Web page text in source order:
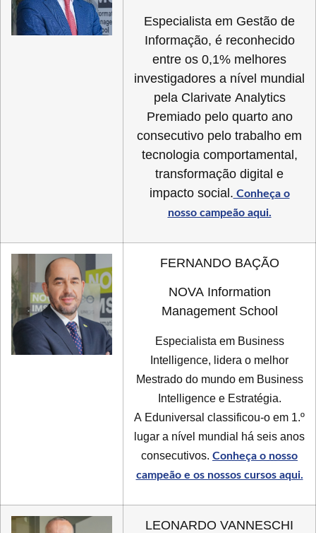
Especialista em Gestão de
Informação, é reconhecido
entre os 0,1% melhores
investigadores a nível mundial
pela Clarivate Analytics
Premiado pelo quarto ano
consecutivo pelo trabalho em
tecnologia comportamental,
transformação digital e
impacto social. Conheça o
nosso campeão aqui.
FERNANDO BAÇÃO
NOVA Information
Management School
Especialista em Business
Intelligence, lidera o melhor
Mestrado do mundo em Business
Intelligence e Estratégia.
A Eduniversal classificou-o em 1.º
lugar a nível mundial há seis anos
consecutivos. Conheça o nosso
campeão e os nossos cursos aqui.
LEONARDO VANNESCHI